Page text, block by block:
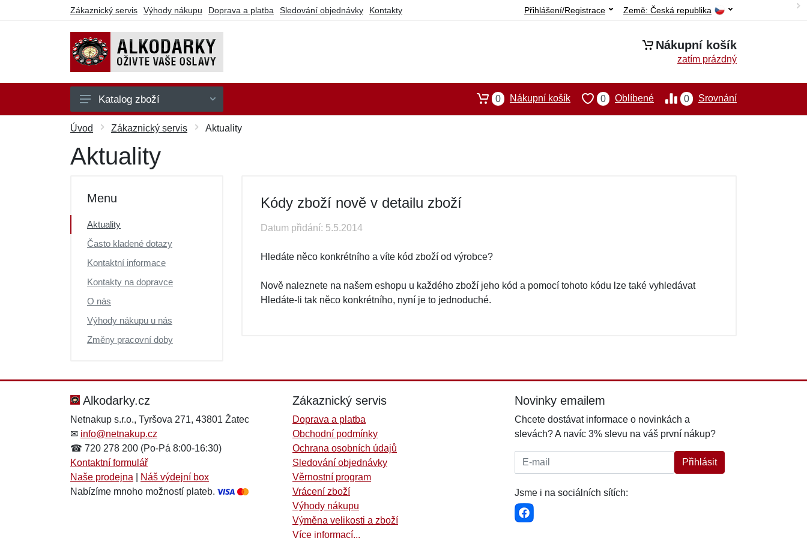
Zákaznický servis Výhody nákupu Doprava a platba Sledování objednávky Kontakty Země: Česká republika
Přihlášení/Registrace
Nákupní košík
zatím prázdný
Na hraní
Na party
Katalog zboží 0 Srovnání
0 Oblíbené
0 Nákupní košík
Úvod Zákaznický servis Aktuality
Aktuality
Menu
Aktuality
Často kladené dotazy
Kontaktní informace
Kontakty na dopravce
O nás
Výhody nákupu u nás
Změny pracovní doby
Kódy zboží nově v detailu zboží
Datum přidání: 5.5.2014
Hledáte něco konkrétního a víte kód zboží od výrobce?
Nově naleznete na našem eshopu u každého zboží jeho kód a pomocí tohoto kódu lze také vyhledávat
Hledáte-li tak něco konkrétního, nyní je to jednoduché.
Alkodarky.cz
Netnakup s.r.o., Tyršova 271, 43801 Žatec
✉ info@netnakup.cz
☎ 720 278 200 (Po-Pá 8:00-16:30)
Kontaktní formulář
Naše prodejna
Náš výdejní box
Nabízíme mnoho možností plateb.
Zákaznický servis
Doprava a platba
Obchodní podmínky
Ochrana osobních údajů
Sledování objednávky
Věrnostní program
Vrácení zboží
Výhody nákupu
Výměna velikosti a zboží
Více informací...
Novinky emailem
Chcete dostávat informace o novinkách a
slevách? A navíc 3% slevu na váš první nákup?
E-mail: Přihlásit
Jsme i na sociálních sítích: